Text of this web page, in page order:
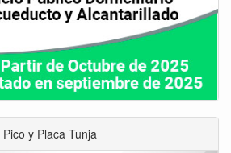
Pico y Placa Tunja